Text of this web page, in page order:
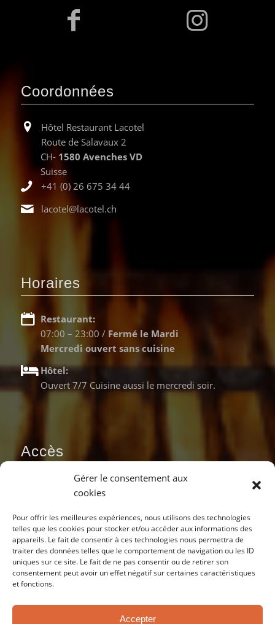
Gérer le consentement aux
cookies
Pour offrir les meilleures expériences, nous utilisons des technologies
telles que les cookies pour stocker et/ou accéder aux informations des
appareils. Le fait de consentir à ces technologies nous permettra de
traiter des données telles que le comportement de navigation ou les ID
uniques sur ce site. Le fait de ne pas consentir ou de retirer son
consentement peut avoir un effet négatif sur certaines caractéristiques
et fonctions.
Accepter
Coordonnées
Hôtel Restaurant Lacotel
Route de Salavaux 2
CH- 1580 Avenches VD
Suisse
+41 (0) 26 675 34 44
lacotel@lacotel.ch
Horaires
Restaurant:
07:00 – 23:00 / Fermé le Mardi
Mercredi ouvert sans cuisine
Hôtel:
Ouvert 7/7 Cuisine aussi le mercredi soir.
Accès